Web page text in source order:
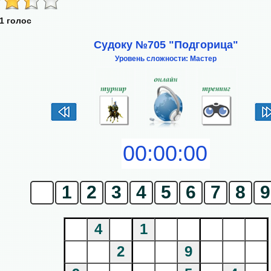
голос
Судоку №705 "Подгорица"
Уровень сложности: Мастер
1 2 3 4 5 6 7 8 9
4
1
2
9